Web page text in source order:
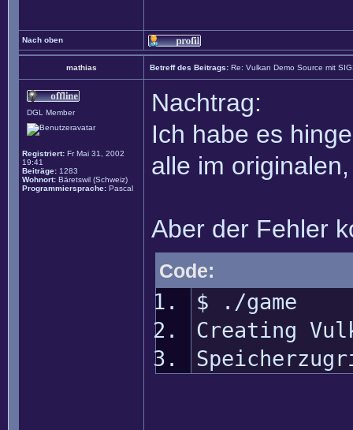
Nach oben
mathias Betreff des Beitrags: Re: Vulkan Demo Source mit
DGL Member
Registriert: Fr Mai 31, 2002
19:41
Beiträge: 1283
Wohnort: Bäretswil (Schweiz)
Programmiersprache: Pascal
Nachtrag:
Ich habe es
alle im
Aber der Fehler
Code:
$ ./game
Creating